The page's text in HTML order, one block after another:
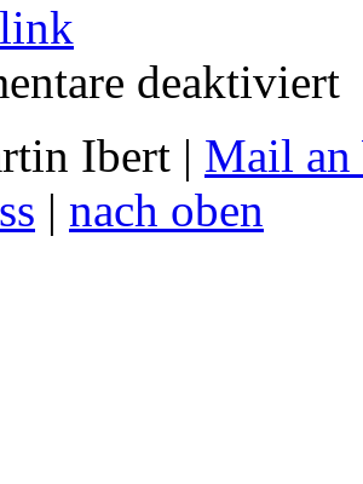
deaktiviert
Ibert | Mail an
| nach oben